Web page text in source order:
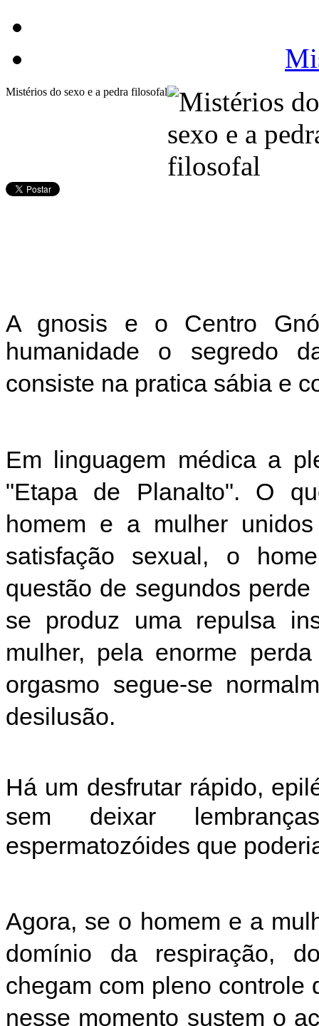
Mistérios do sexo e a pedra filosofal
A gnosis e o Centro
humanidade o segredo
consiste na pratica sábia
Em linguagem médica a
"Etapa de Planalto". O
homem e a mulher
satisfação sexual, o
questão de segundos
se produz uma repulsa
mulher, pela enorme
orgasmo segue-se
desilusão.
Há um desfrutar rápido,
sem deixar
espermatozóides que
Agora, se o homem e a
domínio da respiração,
chegam com pleno controle
nesse momento sustem o